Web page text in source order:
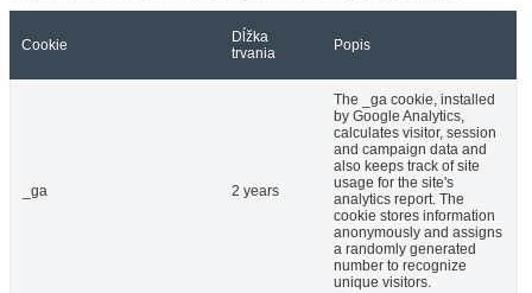
Cookie
Dĺžka
trvania
Popis
_ga 2 years
The _ga cookie, installed
by Google Analytics,
calculates visitor, session
and campaign data and
also keeps track of site
usage for the site's
analytics report. The
cookie stores information
anonymously and assigns
a randomly generated
number to recognize
unique visitors.